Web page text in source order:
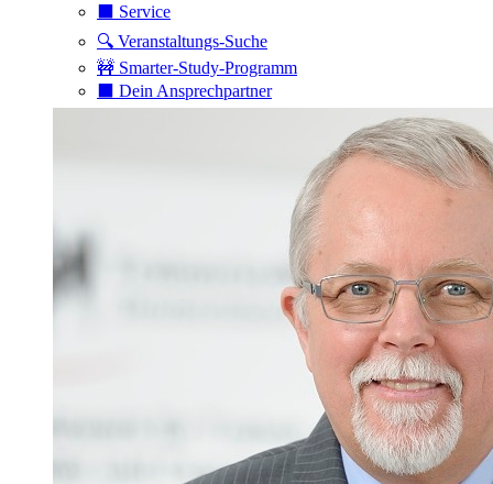
⬛️ Service
🔍 Veranstaltungs-Suche
🚧 Smarter-Study-Programm
⬛️ Dein Ansprechpartner